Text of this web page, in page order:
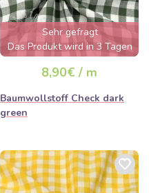
Sehr gefragt
Das Produkt wird in 3 Tagen
ausverkauft sein
8,90€ / m
Baumwollstoff Check dark
green